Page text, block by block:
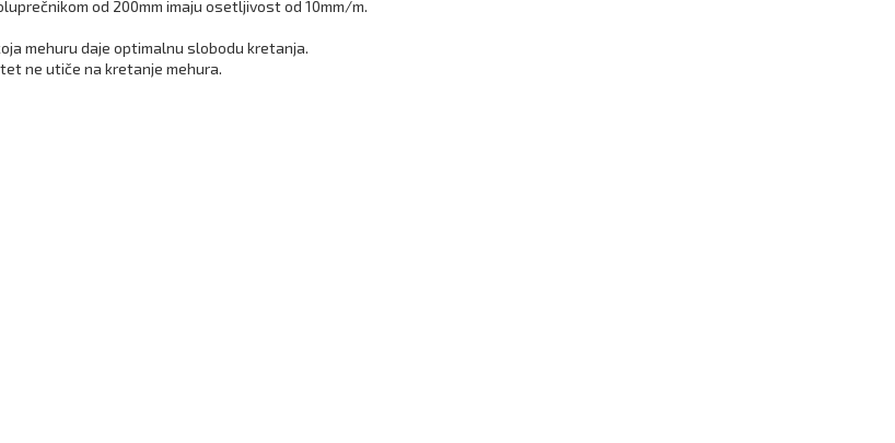
od 200mm imaju osetljivost od 10mm/m.
mehuru daje optimalnu slobodu kretanja.
ne utiče na kretanje mehura.